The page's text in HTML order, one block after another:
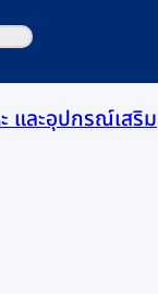
และอุปกรณ์เสริม